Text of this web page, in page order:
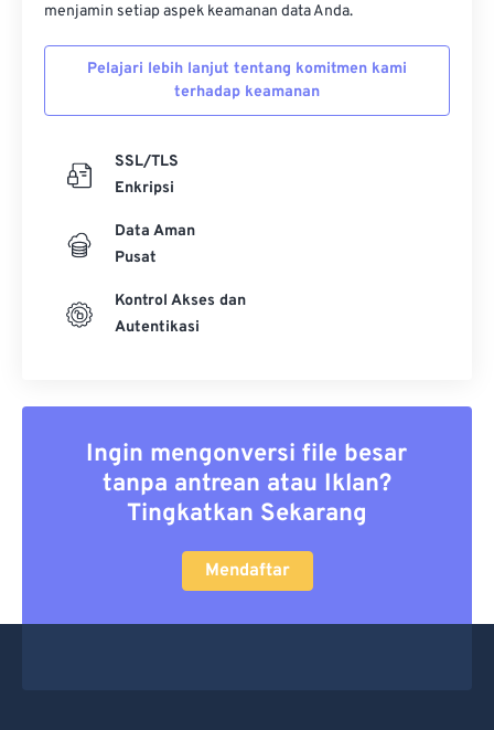
menjamin setiap aspek keamanan data Anda.
Pelajari lebih lanjut tentang komitmen kami
terhadap keamanan
SSL/TLS
Enkripsi
Data Aman
Pusat
Kontrol Akses dan
Autentikasi
Ingin mengonversi file besar
tanpa antrean atau Iklan?
Tingkatkan Sekarang
Mendaftar